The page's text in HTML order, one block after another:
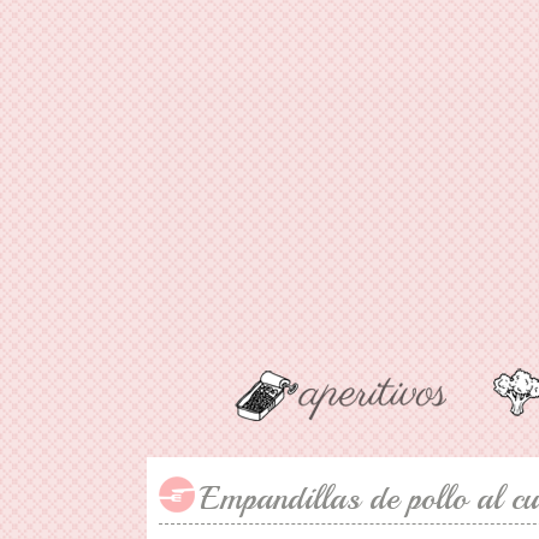
Empandillas de pollo al